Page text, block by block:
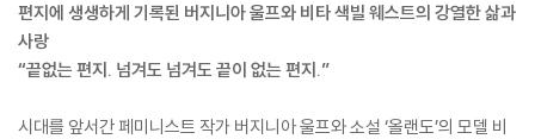
편지에 생생하게 기록된 버지니아 울프와 비타 색빌 웨스트의 강열한 삶과
사랑
“끝없는 편지. 넘겨도 넘겨도 끝이 없는 편지.”
시대를 앞서간 페미니스트 작가 버지니아 울프와 소설 ‘올랜도’의 모델 비